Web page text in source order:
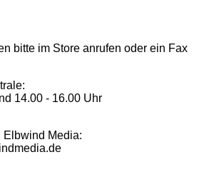
bitte im Store anrufen oder ein Fax
14.00 - 16.00 Uhr
Elbwind Media: